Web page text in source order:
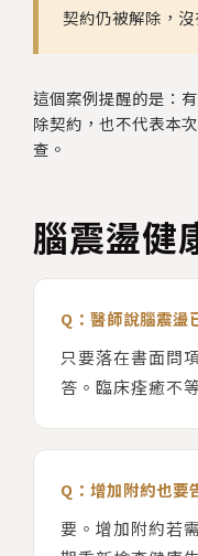
契約仍被解除，沒
這個案例提醒的是：
除契約，也不代表本
查。
腦震盪健
Q：醫師說腦震盪
只要落在書面問
答。臨床痊癒不
Q：增加附約也要
要。增加附約若